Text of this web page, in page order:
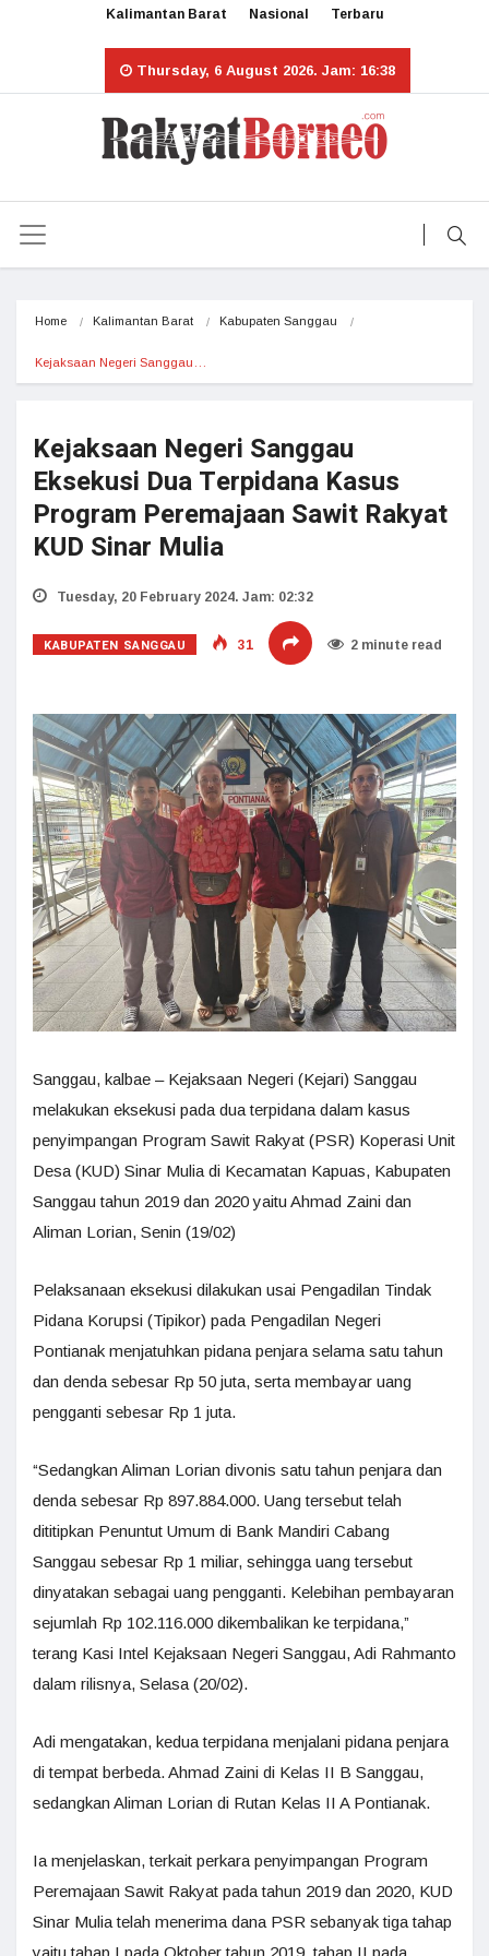
Kalimantan Barat Nasional Terbaru
Thursday, 6 August 2026. Jam: 16:38
Home Kalimantan Barat Kabupaten Sanggau
Kejaksaan Negeri Sanggau…
Kejaksaan Negeri Sanggau
Eksekusi Dua Terpidana Kasus
Program Peremajaan Sawit Rakyat
KUD Sinar Mulia
Tuesday, 20 February 2024. Jam: 02:32
KABUPATEN SANGGAU 31 2 minute read
Sanggau, kalbae – Kejaksaan Negeri (Kejari) Sanggau
melakukan eksekusi pada dua terpidana dalam kasus
penyimpangan Program Sawit Rakyat (PSR) Koperasi Unit
Desa (KUD) Sinar Mulia di Kecamatan Kapuas, Kabupaten
Sanggau tahun 2019 dan 2020 yaitu Ahmad Zaini dan
Aliman Lorian, Senin (19/02)
Pelaksanaan eksekusi dilakukan usai Pengadilan Tindak
Pidana Korupsi (Tipikor) pada Pengadilan Negeri
Pontianak menjatuhkan pidana penjara selama satu tahun
dan denda sebesar Rp 50 juta, serta membayar uang
pengganti sebesar Rp 1 juta.
“Sedangkan Aliman Lorian divonis satu tahun penjara dan
denda sebesar Rp 897.884.000. Uang tersebut telah
dititipkan Penuntut Umum di Bank Mandiri Cabang
Sanggau sebesar Rp 1 miliar, sehingga uang tersebut
dinyatakan sebagai uang pengganti. Kelebihan pembayaran
sejumlah Rp 102.116.000 dikembalikan ke terpidana,”
terang Kasi Intel Kejaksaan Negeri Sanggau, Adi Rahmanto
dalam rilisnya, Selasa (20/02).
Adi mengatakan, kedua terpidana menjalani pidana penjara
di tempat berbeda. Ahmad Zaini di Kelas II B Sanggau,
sedangkan Aliman Lorian di Rutan Kelas II A Pontianak.
Ia menjelaskan, terkait perkara penyimpangan Program
Peremajaan Sawit Rakyat pada tahun 2019 dan 2020, KUD
Sinar Mulia telah menerima dana PSR sebanyak tiga tahap
yaitu tahap I pada Oktober tahun 2019, tahap II pada